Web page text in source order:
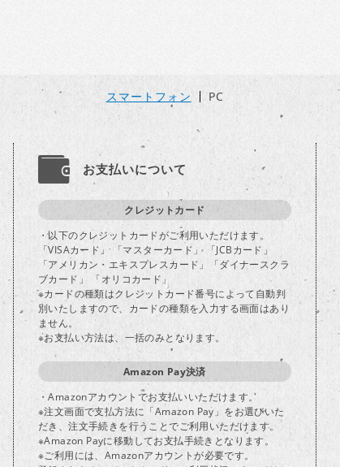
スマートフォン PC
お支払いについて
クレジットカード
・以下のクレジットカードがご利用いただけます。
「VISAカード」 「マスターカード」 「JCBカード」
「アメリカン・エキスプレスカード」「ダイナースクラ
ブカード」 「オリコカード」
※カードの種類はクレジットカード番号によって自動判
別いたしますので、カードの種類を入力する画面はあり
ません。
※お支払い方法は、一括のみとなります。
Amazon Pay決済
・Amazonアカウントでお支払いいただけます。
※注文画面で支払方法に「Amazon Pay」をお選びいた
だき、注文手続きを行うことでご利用いただけます。
※Amazon Payに移動してお支払手続きとなります。
※ご利用には、Amazonアカウントが必要です。